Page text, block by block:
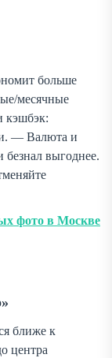
больше
месячные
кэшбэк:
— Валюта и
безнал выгоднее.
фото в Москве
ближе к
центра